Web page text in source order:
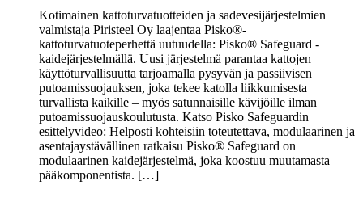
Kotimainen kattoturvatuotteiden ja sadevesijärjestelmien
valmistaja Piristeel Oy laajentaa Pisko®-
kattoturvatuoteperhettä uutuudella: Pisko® Safeguard -
kaidejärjestelmällä. Uusi järjestelmä parantaa kattojen
käyttöturvallisuutta tarjoamalla pysyvän ja passiivisen
putoamissuojauksen, joka tekee katolla liikkumisesta
turvallista kaikille – myös satunnaisille kävijöille ilman
putoamissuojauskoulutusta. Katso Pisko Safeguardin
esittelyvideo: Helposti kohteisiin toteutettava, modulaarinen ja
asentajaystävällinen ratkaisu Pisko® Safeguard on
modulaarinen kaidejärjestelmä, joka koostuu muutamasta
pääkomponentista. […]